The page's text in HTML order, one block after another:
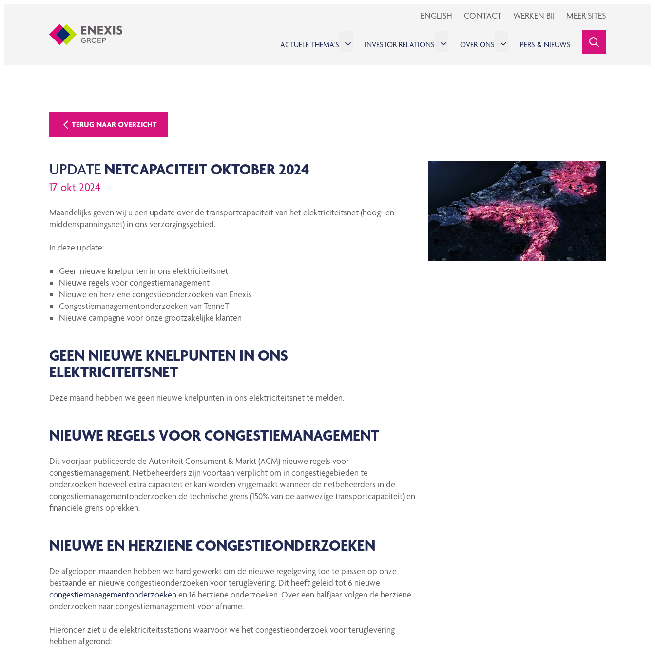
SEARCHINE
ACTUELE THEMA'S INVESTOR RELATIONS OVER ONS PERS & NIEUWS
ENGLISH CONTACT WERKEN BIJ MEER SITES
TERUG NAAR OVERZICHT
UPDATENETCAPACITEIT OKTOBER 2024
17 okt 2024
Maandelijks geven wij u een update over de transportcapaciteit van het elektriciteitsnet (hoog- en
middenspanningsnet) in ons verzorgingsgebied.
In deze update:
Geen nieuwe knelpunten in ons elektriciteitsnet
Nieuwe regels voor congestiemanagement
Nieuwe en herziene congestieonderzoeken van Enexis
Congestiemanagementonderzoeken van TenneT
Nieuwe campagne voor onze grootzakelijke klanten
GEEN NIEUWE KNELPUNTEN IN ONS
ELEKTRICITEITSNET
Deze maand hebben we geen nieuwe knelpunten in ons elektriciteitsnet te melden.
NIEUWE REGELS VOOR CONGESTIEMANAGEMENT
Dit voorjaar publiceerde de Autoriteit Consument & Markt (ACM) nieuwe regels voor
congestiemanagement. Netbeheerders zijn voortaan verplicht om in congestiegebieden te
onderzoeken hoeveel extra capaciteit er kan worden vrijgemaakt wanneer de netbeheerders in de
congestiemanagementonderzoeken de technische grens (150% van de aanwezige transportcapaciteit) en
financiële grens oprekken.
NIEUWE EN HERZIENE CONGESTIEONDERZOEKEN
De afgelopen maanden hebben we hard gewerkt om de nieuwe regelgeving toe te passen op onze
bestaande en nieuwe congestieonderzoeken voor teruglevering. Dit heeft geleid tot 6 nieuwe
congestiemanagementonderzoeken en 16 herziene onderzoeken. Over een halfjaar volgen de herziene
onderzoeken naar congestiemanagement voor afname.
Hieronder ziet u de elektriciteitsstations waarvoor we het congestieonderzoek voor teruglevering
hebben afgerond: